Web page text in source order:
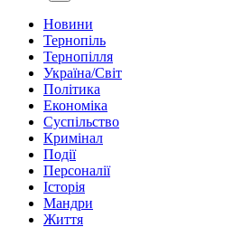
Новини
Тернопіль
Тернопілля
Україна/Світ
Політика
Економіка
Суспільство
Кримінал
Події
Персоналії
Історія
Мандри
Життя